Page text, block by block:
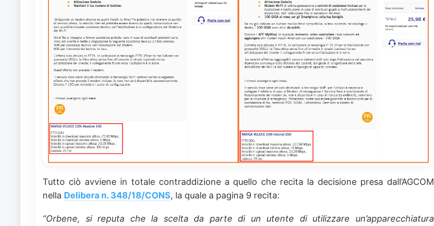
Tutto ciò avviene in totale contraddizione a quello che recita la decisione presa dall’AGCOM
nella Delibera n. 348/18/CONS, la quale a pagina 9 recita:
“Orbene, si reputa che la scelta da parte di un utente di utilizzare un’apparecchiatura